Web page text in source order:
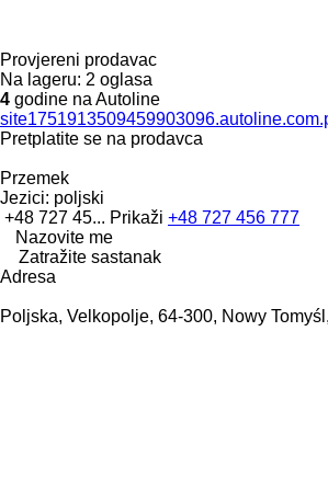
Provjereni prodavac
Na lageru: 2 oglasa
4 godine na Autoline
Pretplatite se na prodavca
Przemek
Jezici: poljski
+48 727 45... Prikaži +48 727 456 777
Nazovite me
Zatražite sastanak
Adresa
Poljska, Velkopolje, 64-300, Nowy